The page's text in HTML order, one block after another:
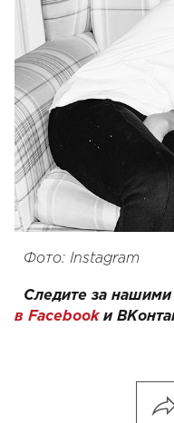
Фото: Instagram
Следите за нашими
в Facebookи